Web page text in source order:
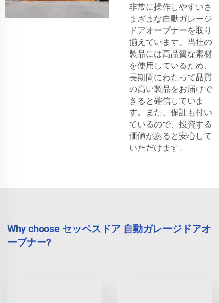
非常に操作しやすいさ
まざまな自動ガレージ
ドアオープナーを取り
揃えています。当社の
製品には高品質な素材
を使用しているため、
長期間にわたって品質
の高い製品をお届けで
きると確信していま
す。また、保証も付い
ているので、投資する
価値があると安心して
いただけます。
Why choose セッペスドア 自動ガレージドアオ
ープナー?